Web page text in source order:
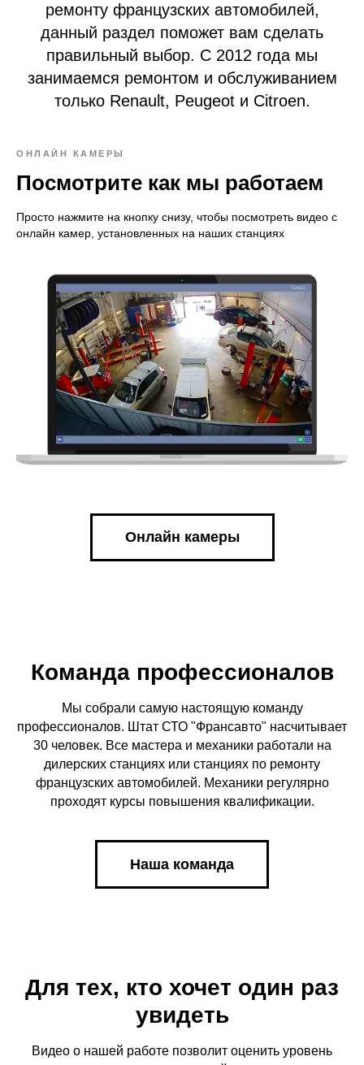
ремонту французских автомобилей,
данный раздел поможет вам сделать
правильный выбор. С 2012 года мы
занимаемся ремонтом и обслуживанием
только Renault, Peugeot и Citroen.
ОНЛАЙН КАМЕРЫ
Посмотрите как мы работаем
Просто нажмите на кнопку снизу, чтобы посмотреть видео с
онлайн камер, установленных на наших станциях
Онлайн камеры
Команда профессионалов
Мы собрали самую настоящую команду
профессионалов. Штат СТО "Франсавто" насчитывает
30 человек. Все мастера и механики работали на
дилерских станциях или станциях по ремонту
французских автомобилей. Механики регулярно
проходят курсы повышения квалификации.
Наша команда
Для тех, кто хочет один раз
увидеть
Видео о нашей работе позволит оценить уровень